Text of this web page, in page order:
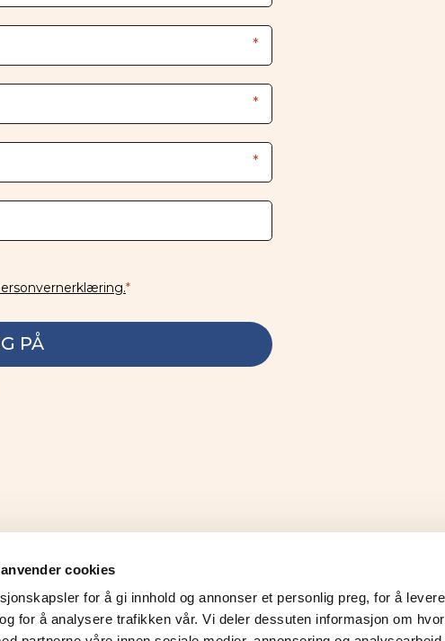
cookies
for å gi innhold og annonser et personlig preg, for å
for å analysere trafikken vår. Vi deler dessuten informasjon om
*
*
*
*
PÅ
KONTAKT